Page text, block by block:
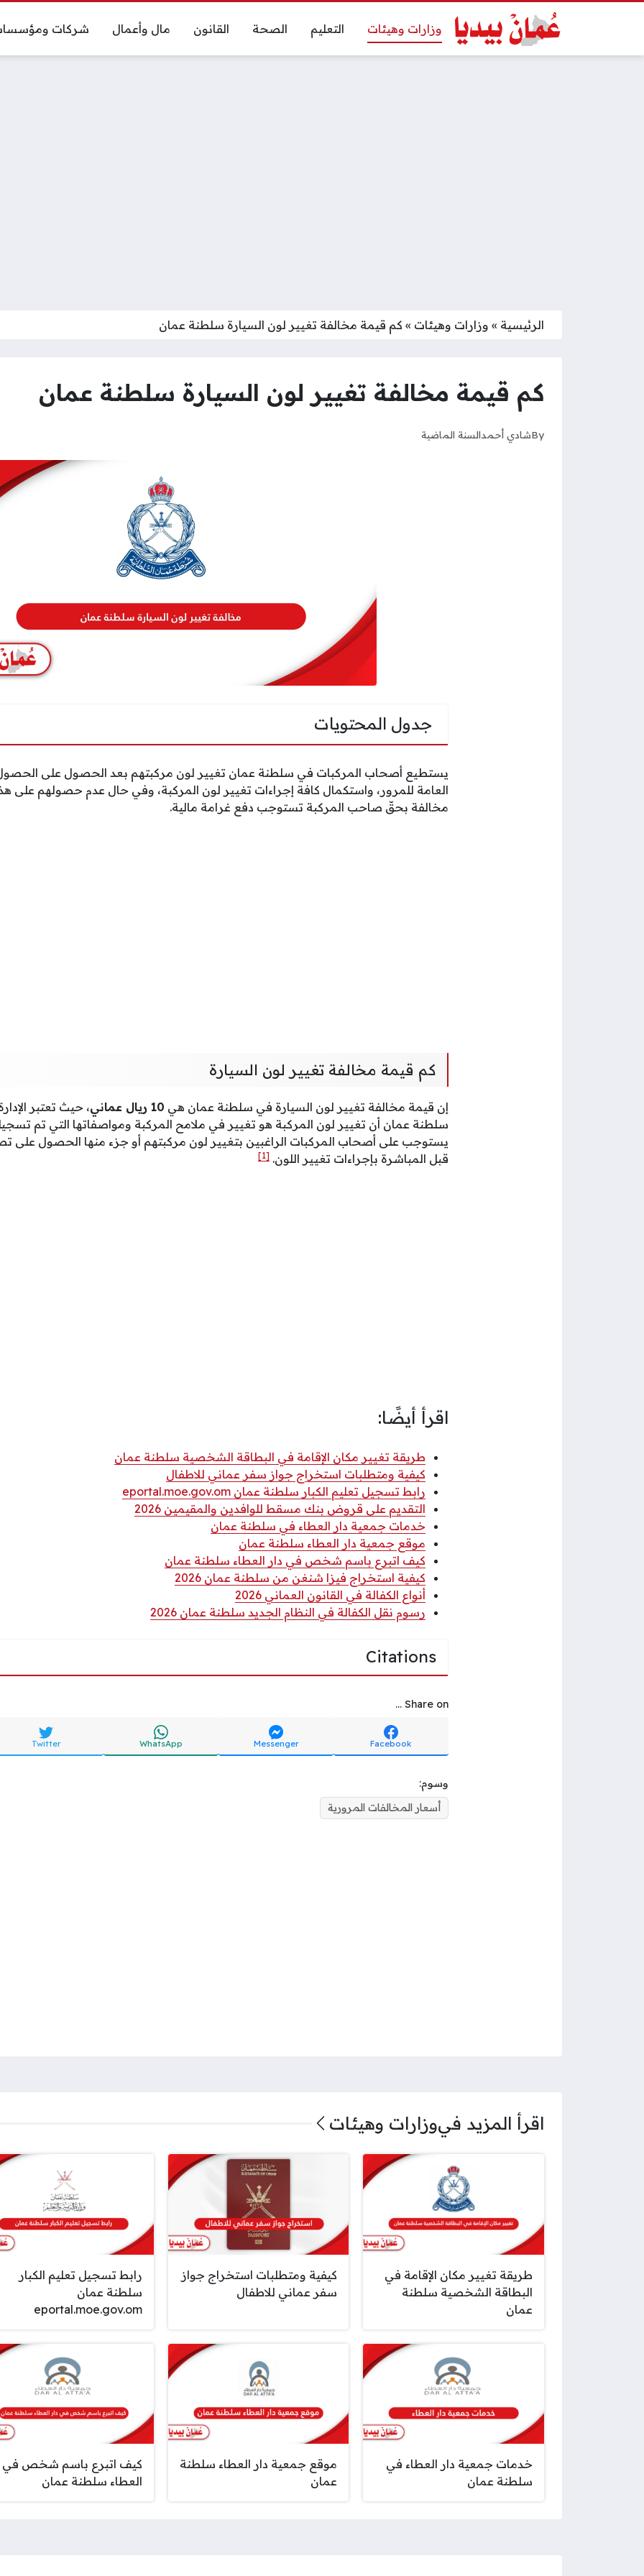
وزارات وهيئات التعليم الصحة القانون مال وأعمال شركات
الرئيسية » وزارات وهيئات » كم قيمة مخالفة تغيير لون السيارة سلطنة عمان
كم قيمة مخالفة تغيير لون السيارة سلطنة عمان
Byشادي أحمدالسنة الماضية
جدول المحتويات
يستطيع أصحاب المركبات في سلطنة عمان تغيير لون مركبتهم بعد الحصول على الحصول
العامة للمرور، واستكمال كافة إجراءات تغيير لون المركبة، وفي حال عدم حصولهم على
مخالفة بحقّ صاحب المركبة تستوجب دفع غرامة مالية.
كم قيمة مخالفة تغيير لون السيارة
إن قيمة مخالفة تغيير لون السيارة في سلطنة عمان هي 10 ريال عماني
، حيث تعتبر
سلطنة عمان أن تغيير لون المركبة هو تغيير في ملامح المركبة ومواصفاتها التي تم
يستوجب على أصحاب المركبات الراغبين بتغيير لون مركبتهم أو جزء منها الحصول على
قبل المباشرة بإجراءات تغيير اللون. [1]
اقرأ أيضًا:
طريقة تغيير مكان الإقامة في البطاقة الشخصية سلطنة عمان
كيفية ومتطلبات استخراج جواز سفر عماني للاطفال
رابط تسجيل تعليم الكبار سلطنة عمان eportal.moe.gov.om
التقديم على قروض بنك مسقط للوافدين والمقيمين 2026
خدمات جمعية دار العطاء في سلطنة عمان
موقع جمعية دار العطاء سلطنة عمان
كيف اتبرع باسم شخص في دار العطاء سلطنة عمان
كيفية استخراج فيزا شنغن من سلطنة عمان 2026
أنواع الكفالة في القانون العماني 2026
رسوم نقل الكفالة في النظام الجديد سلطنة عمان 2026
Citations
Share on ...
Facebook
Messenger
WhatsApp
Twitter
وسوم:
أسعار المخالفات المرورية
اقرأ المزيد فيوزارات وهيئات
طريقة تغيير مكان الإقامة في
البطاقة الشخصية سلطنة
عمان
كيفية ومتطلبات استخراج جواز
سفر عماني للاطفال
رابط تسجيل تعليم الكبار
سلطنة عمان
eportal.moe.gov.om
خدمات جمعية دار العطاء في
سلطنة عمان
موقع جمعية دار العطاء سلطنة
عمان
كيف اتبرع باسم شخص في
العطاء سلطنة عمان